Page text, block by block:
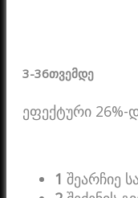
3-36თვემდე
ეფექტური 26%-
1 შეარჩიე